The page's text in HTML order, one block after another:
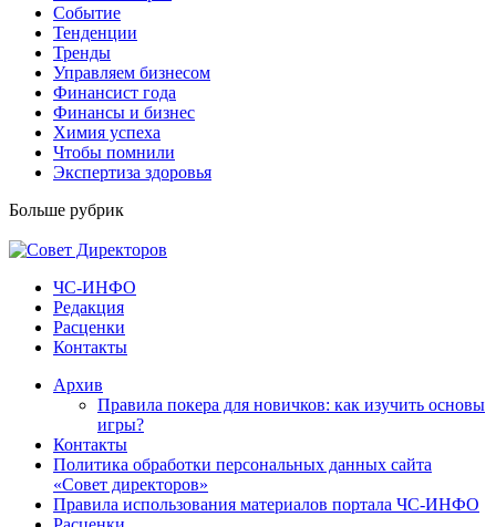
Событие
Тенденции
Тренды
Управляем бизнесом
Финансист года
Финансы и бизнес
Химия успеха
Чтобы помнили
Экспертиза здоровья
Больше рубрик
ЧС-ИНФО
Редакция
Расценки
Контакты
Архив
Правила покера для новичков: как изучить основы
игры?
Контакты
Политика обработки персональных данных сайта
«Совет директоров»
Правила использования материалов портала ЧС-ИНФО